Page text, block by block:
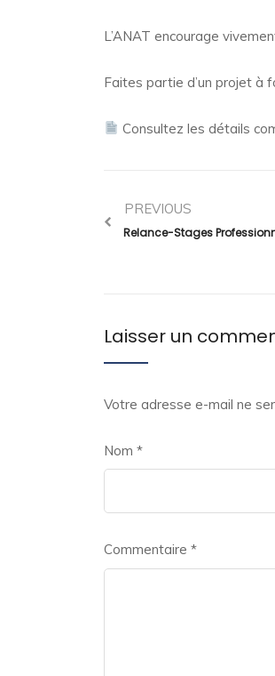
L’ANAT encourage
Faites partie d’un projet à
Consultez les détails
PREVIOUS
Relance-Stages
Laisser un
Votre adresse e-mail ne
Nom *
Commentaire *